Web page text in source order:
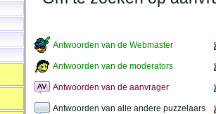
Antwoorden van de Webmaster
Antwoorden van de moderators
Antwoorden van de aanvrager
Antwoorden van alle andere puzzelaars